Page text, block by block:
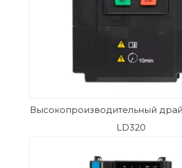
Высокопроизводительный
LD320